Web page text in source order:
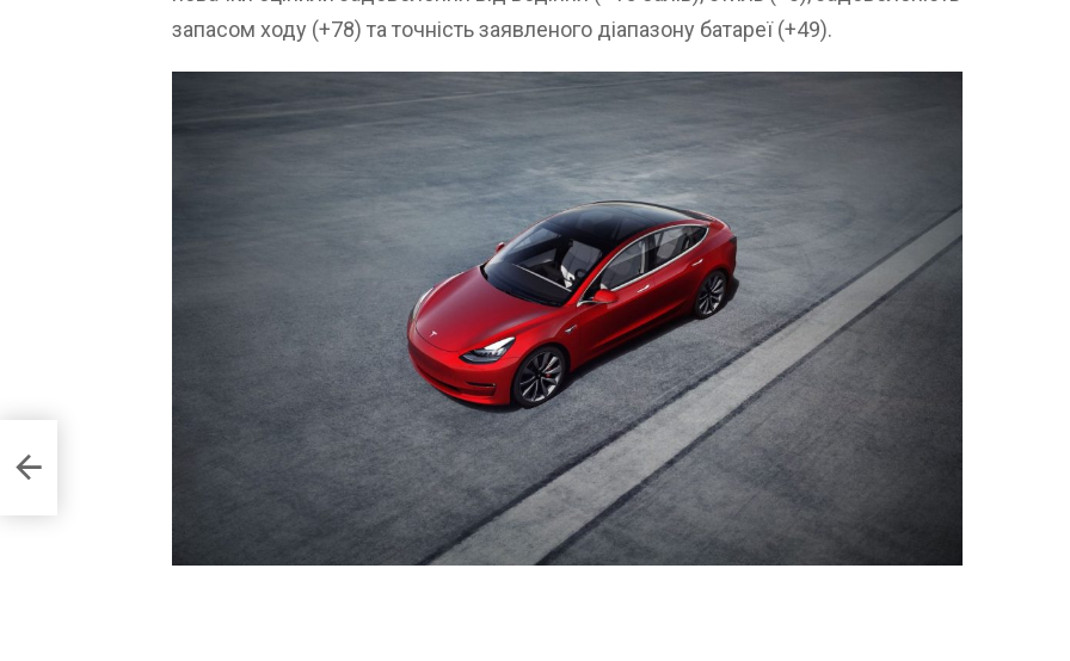
запасом ходу (+78) та точність заявленого діапазону батареї (+49).